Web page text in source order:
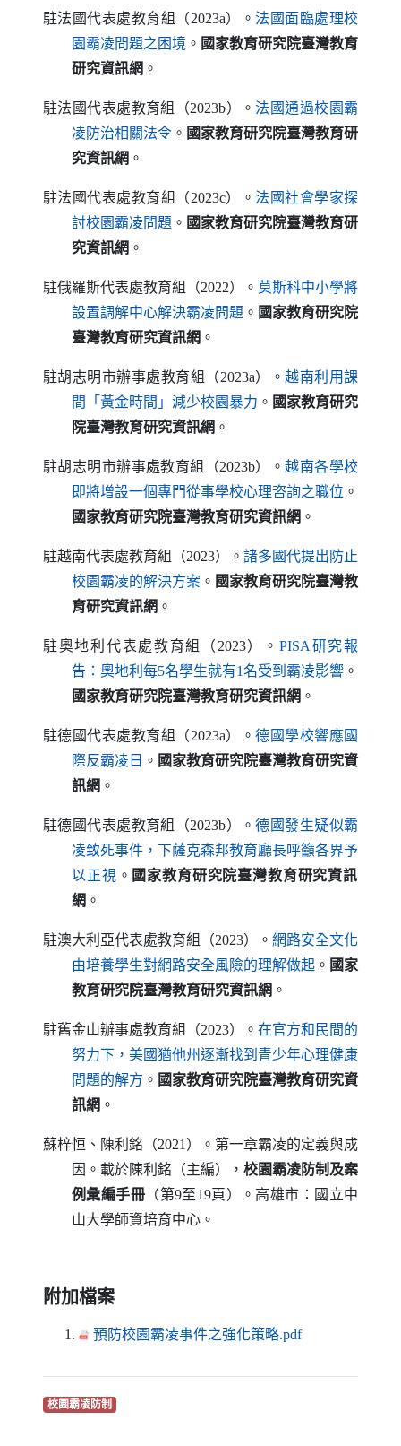
駐法國代表處教育組（2023a）。法國面臨處理校
園霸凌問題之困境（另開新視窗）
。 國家教育研究院臺灣教育
研究資訊網 。
駐法國代表處教育組（2023b）。法國通過校園霸
凌防治相關法令（另開新視窗）
。 國家教育研究院臺灣教育研
究資訊網 。
駐法國代表處教育組（2023c）。法國社會學家探
討校園霸凌問題（另開新視窗）
。 國家教育研究院臺灣教育研
究資訊網 。
駐俄羅斯代表處教育組（2022）。 莫斯科中小學將
設置調解中心解決霸凌問題（另開新視窗）
。 國家教育研究院
臺灣教育研究資訊網 。
駐胡志明市辦事處教育組（2023a）。越南利用課
間「黃金時間」減少校園暴力（另開新視窗）
。 國家教育研究
院臺灣教育研究資訊網 。
駐胡志明市辦事處教育組（2023b）。越南各學校
即將增設一個專門從事學校心理咨詢之職位（另開新視
。
國家教育研究院臺灣教育研究資訊網 。
駐越南代表處教育組（2023）。 諸多國代提出防止
校園霸凌的解決方案（另開新視窗）
。 國家教育研究院臺灣教
育研究資訊網 。
駐奧地利代表處教育組（2023）。 PISA 研究報
告：奧地利每5名學生就有1名受到霸凌影響（另開新視
。
國家教育研究院臺灣教育研究資訊網 。
駐德國代表處教育組（2023a）。德國學校響應國
際反霸凌日（另開新視窗）
。 國家教育研究院臺灣教育研究資
訊網 。
駐德國代表處教育組（2023b）。德國發生疑似霸
凌致死事件，下薩克森邦教育廳長呼籲各界予
以正視
（另開新視窗）
。 國家教育研究院臺灣教育研究資訊
網 。
駐澳大利亞代表處教育組（2023）。 網路安全文化
由培養學生對網路安全風險的理解做起（另開新視窗）
。 國家
教育研究院臺灣教育研究資訊網 。
駐舊金山辦事處教育組（2023）。 在官方和民間的
努力下，美國猶他州逐漸找到青少年心理健康
問題的解方（另開新視窗）
。 國家教育研究院臺灣教育研究資
訊網 。
蘇梓恒、陳利銘（2021）。第一章霸凌的定義與成
因。載於陳利銘（主編）， 校園霸凌防制及案
例彙編手冊 （第9至19頁）。高雄市：國立中
山大學師資培育中心。
附加檔案
預防校園霸凌事件之強化策略.pdf（另開新視窗）
校園霸凌防制 （另開新視窗）